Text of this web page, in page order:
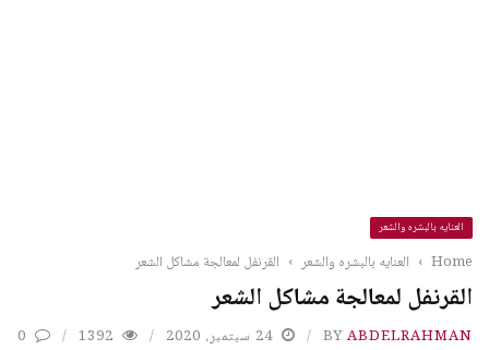
العنايه بالبشره والشعر
Home
› العنايه بالبشره والشعر › القرنفل لمعالجة مشاكل الشعر
القرنفل لمعالجة مشاكل الشعر
BYABDELRAHMAN 24 سبتمبر، 2020 1392
0